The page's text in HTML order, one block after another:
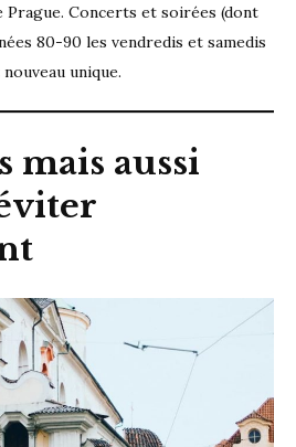
Prague. Concerts et soirées (dont
80-90 les vendredis et samedis
unique.
mais aussi